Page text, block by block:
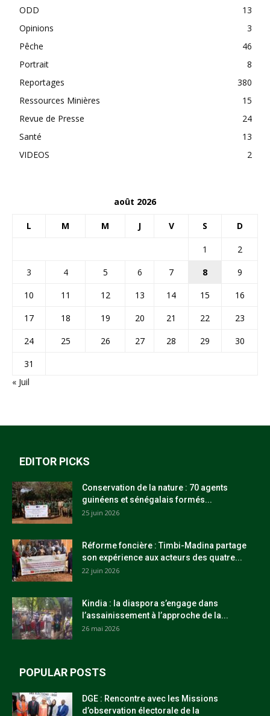
ODD
13
Opinions
3
Pêche
46
Portrait
8
Reportages
380
Ressources Minières
15
Revue de Presse
24
Santé
13
VIDEOS
2
août 2026
L M M J V S D
1
2
3
4 5 6 7 8
9
10
11 12 13 14 15
16
17
18 19 20 21 22
23
24
25 26 27 28 29
30
31
« Juil
EDITOR PICKS
Conservation de la nature : 70 agents
guinéens et sénégalais formés...
25 juin 2026
Réforme foncière : Timbi-Madina partage
son expérience aux acteurs des quatre...
22 juin 2026
Kindia : la diaspora s’engage dans
l’assainissement à l’approche de la...
26 mai 2026
POPULAR POSTS
DGE : Rencontre avec les Missions
d’observation électorale de la